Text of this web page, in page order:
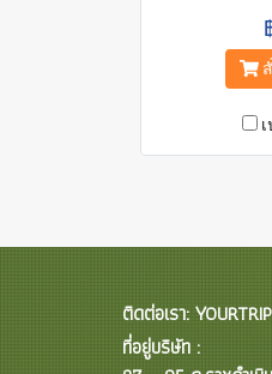
ติดต่อเรา:
ที่อยู่บริษัท :